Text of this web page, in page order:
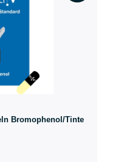
Bromophenol/Tinte